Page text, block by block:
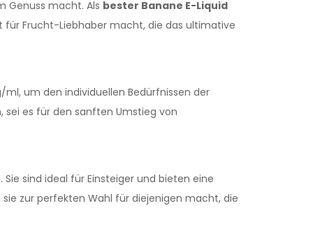
Genuss macht. Als bester Banane E-Liquid
Frucht-Liebhaber macht, die das ultimative
ml, um den individuellen Bedürfnissen der
sei es für den sanften Umstieg von
sind ideal für Einsteiger und bieten eine
zur perfekten Wahl für diejenigen macht, die